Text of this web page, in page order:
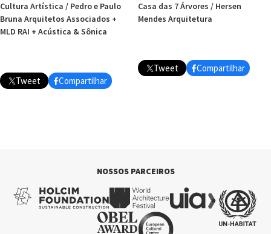
Cultura Artística / Pedro e Paulo
Bruna Arquitetos Associados +
MLD RAI + Acústica & Sônica
Tweet Compartilhar
Casa das 7 Árvores / Hersen
Mendes Arquitetura
Tweet Compartilhar